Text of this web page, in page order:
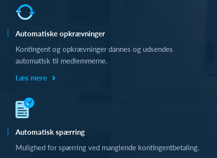
Automatiske opkrævninger
Kontingent og opkrævninger dannes og udsendes
automatisk til medlemmerne.
Læs mere
Automatisk spærring
Mulighed for spærring ved manglende kontingentbetaling.